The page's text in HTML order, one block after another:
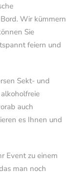
Wir kümmern
Sie
feiern und
Sekt- und
auch
es Ihnen und
Event zu einem
man noch